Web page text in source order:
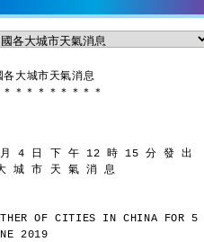
大城市天氣消息
＊ ＊ ＊ ＊ ＊ ＊ ＊ ＊ ＊
4 日 下 午 12 時 15 分 發 出
城 市 天 氣 消 息
OF CITIES IN CHINA FOR
2019